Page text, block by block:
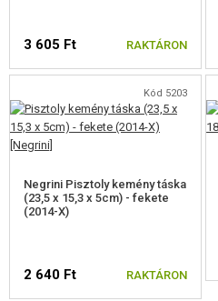
3 605 Ft RAKTÁRON
Kód 5203
Negrini Pisztoly kemény táska
(23,5 x 15,3 x 5cm) - fekete
(2014-X)
2 640 Ft RAKTÁRON